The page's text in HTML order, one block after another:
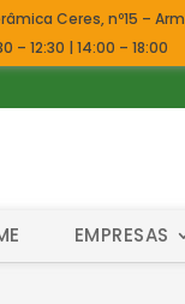
Ceres, nº15 –
– 12:30 | 14:00 – 18:00
EMPRESAS